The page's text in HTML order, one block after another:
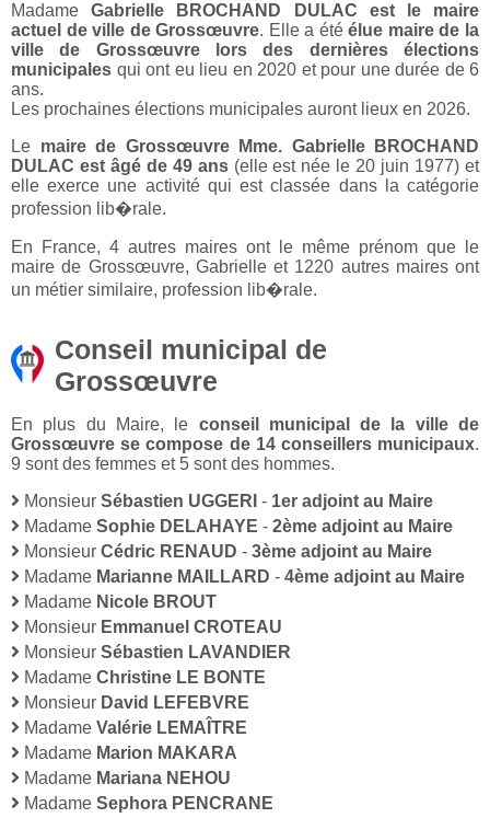
MadameGabrielle BROCHAND DULAC est le maire
actuel de ville de Grossœuvre. Elle a étéélue maire de la
ville de Grossœuvre lors des dernières élections
municipales qui ont eu lieu en 2020 et pour une durée de 6
ans.
Les prochaines élections municipales auront lieux en 2026.
Le maire de Grossœuvre Mme. Gabrielle BROCHAND
DULAC est âgé de 49 ans(elle est née le 20 juin 1977) et
elle exerce une activité qui est classée dans la catégorie
profession lib�rale.
En France, 4 autres maires ont le même prénom que le
maire de Grossœuvre, Gabrielle et 1220 autres maires ont
un métier similaire, profession lib�rale.
Conseil municipal de
Grossœuvre
En plus du Maire, le conseil municipal de la ville de
Grossœuvre se compose de 14 conseillers municipaux.
9 sont des femmes et 5 sont des hommes.
Monsieur Sébastien UGGERI - 1er adjoint au Maire
Madame Sophie DELAHAYE - 2ème adjoint au Maire
Monsieur Cédric RENAUD - 3ème adjoint au Maire
Madame Marianne MAILLARD - 4ème adjoint au Maire
Madame Nicole BROUT
Monsieur Emmanuel CROTEAU
Monsieur Sébastien LAVANDIER
Madame Christine LE BONTE
Monsieur David LEFEBVRE
Madame Valérie LEMAÎTRE
Madame Marion MAKARA
Madame Mariana NEHOU
Madame Sephora PENCRANE